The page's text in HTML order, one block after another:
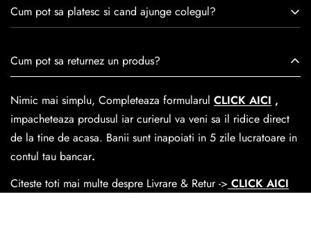
satisfacția clienților.Fiecare pereche de încălțăminte Caspian
este creată cu mândrie de meșteri pricepuți, care aduc la
trecerea timpului.
Cum pot sa platesc si cand ajunge colegul?
medie livrarea dureaza 1-2 zilelucratoare prin
Easybox-ul Emag.
Cosul de livrareeste 15 lei pentru o comanda mai mica de
390 lei si Gratuit pentru o comanda de peste 390 lei.
Cum pot sa returnez un produs?
Nimic mai simplu, Completeaza formularul CLICK AICI ,
impacheteaza produsul iar curierul va veni sa il ridice direct
de la tine de acasa. Banii sunt inapoiati in 5 zile lucratoare in
contul tau bancar.
Citeste toti mai multe despre Livrare & Retur -> CLICK AICI